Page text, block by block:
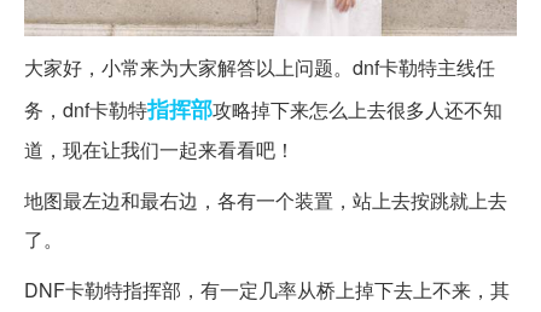
大家好，小常来为大家解答以上问题。dnf卡勒特主线任
务，dnf卡勒特指挥部攻略掉下来怎么上去很多人还不知
道，现在让我们一起来看看吧！
地图最左边和最右边，各有一个装置，站上去按跳就上去
了。
DNF卡勒特指挥部，有一定几率从桥上掉下去上不来，其